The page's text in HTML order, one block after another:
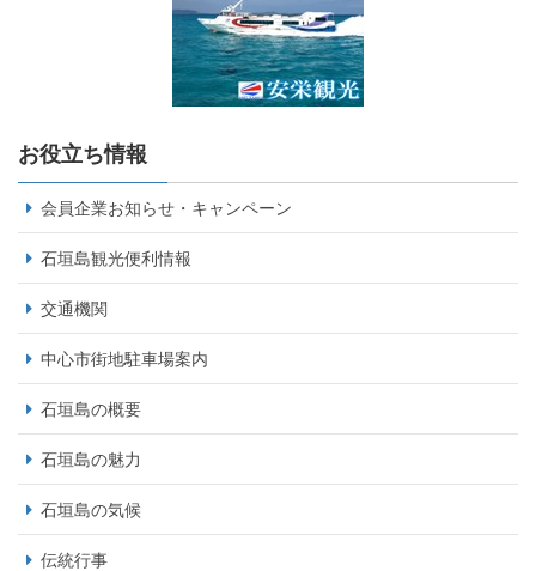
お役立ち情報
会員企業お知らせ・キャンペーン
石垣島観光便利情報
交通機関
中心市街地駐車場案内
石垣島の概要
石垣島の魅力
石垣島の気候
伝統行事